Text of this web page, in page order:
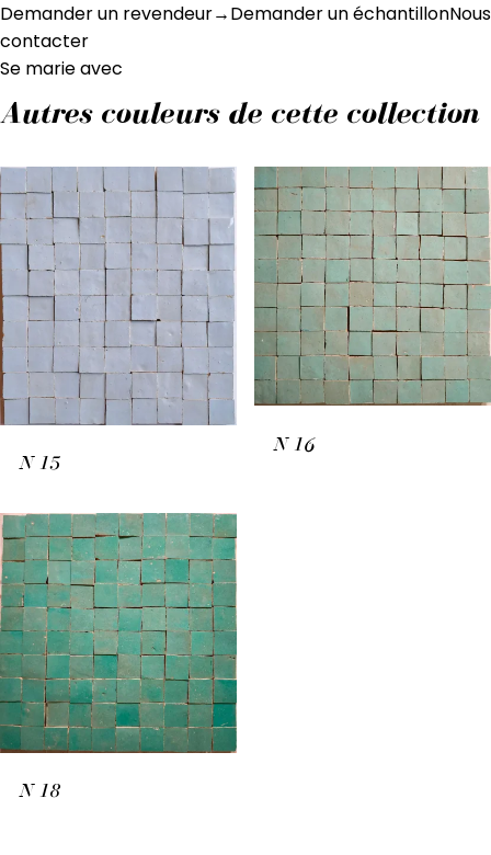
Demander un revendeur→Demander un échantillonNous
contacter
Se marie avec
Autres couleurs de cette collection
N 15
N 16
N 18